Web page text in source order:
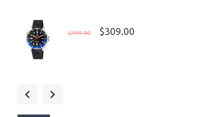
$399.00 $309.00